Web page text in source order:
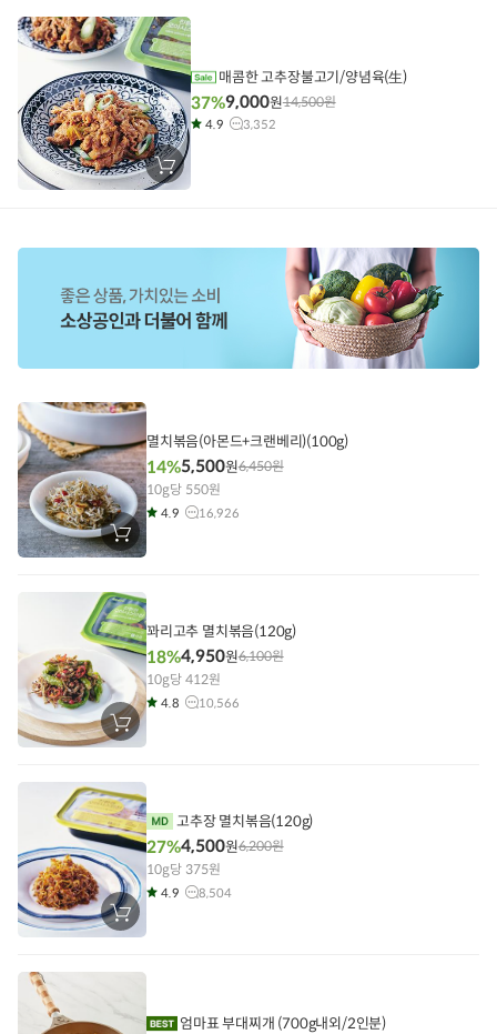
에
담
기
장
바
매콤한 고추장불고기/양념육(生)
37%9,000원14,500원
4.9 3,352
장
바
에
담
기
멸치볶음(아몬드+크랜베리)(100g)
14%5,500원6,450원
10g당 550원
4.9 16,926
장
바
에
담
기
꽈리고추 멸치볶음(120g)
18%4,950원6,100원
10g당 412원
4.8 10,566
장
바
에
고추장 멸치볶음(120g)
27%4,500원6,200원
10g당 375원
4.9 8,504
엄마표 부대찌개 (700g내외/2인분)